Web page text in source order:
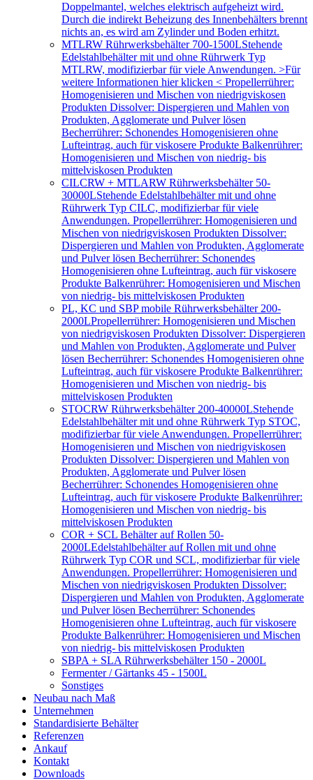
Doppelmantel, welches elektrisch aufgeheizt wird.
Durch die indirekt Beheizung des Innenbehälters brennt
nichts an, es wird am Zylinder und Boden erhitzt.
MTLRW Rührwerksbehälter 700-1500LStehende
Edelstahlbehälter mit und ohne Rührwerk Typ
MTLRW, modifizierbar für viele Anwendungen. >Für
weitere Informationen hier klicken < Propellerrührer:
Homogenisieren und Mischen von niedrigviskosen
Produkten Dissolver: Dispergieren und Mahlen von
Produkten, Agglomerate und Pulver lösen
Becherrührer: Schonendes Homogenisieren ohne
Lufteintrag, auch für viskosere Produkte Balkenrührer:
Homogenisieren und Mischen von niedrig- bis
mittelviskosen Produkten
CILCRW + MTLARW Rührwerksbehälter 50-
30000LStehende Edelstahlbehälter mit und ohne
Rührwerk Typ CILC, modifizierbar für viele
Anwendungen. Propellerrührer: Homogenisieren und
Mischen von niedrigviskosen Produkten Dissolver:
Dispergieren und Mahlen von Produkten, Agglomerate
und Pulver lösen Becherrührer: Schonendes
Homogenisieren ohne Lufteintrag, auch für viskosere
Produkte Balkenrührer: Homogenisieren und Mischen
von niedrig- bis mittelviskosen Produkten
PL, KC und SBP mobile Rührwerksbehälter 200-
2000LPropellerrührer: Homogenisieren und Mischen
von niedrigviskosen Produkten Dissolver: Dispergieren
und Mahlen von Produkten, Agglomerate und Pulver
lösen Becherrührer: Schonendes Homogenisieren ohne
Lufteintrag, auch für viskosere Produkte Balkenrührer:
Homogenisieren und Mischen von niedrig- bis
mittelviskosen Produkten
STOCRW Rührwerksbehälter 200-40000LStehende
Edelstahlbehälter mit und ohne Rührwerk Typ STOC,
modifizierbar für viele Anwendungen. Propellerrührer:
Homogenisieren und Mischen von niedrigviskosen
Produkten Dissolver: Dispergieren und Mahlen von
Produkten, Agglomerate und Pulver lösen
Becherrührer: Schonendes Homogenisieren ohne
Lufteintrag, auch für viskosere Produkte Balkenrührer:
Homogenisieren und Mischen von niedrig- bis
mittelviskosen Produkten
COR + SCL Behälter auf Rollen 50-
2000LEdelstahlbehälter auf Rollen mit und ohne
Rührwerk Typ COR und SCL, modifizierbar für viele
Anwendungen. Propellerrührer: Homogenisieren und
Mischen von niedrigviskosen Produkten Dissolver:
Dispergieren und Mahlen von Produkten, Agglomerate
und Pulver lösen Becherrührer: Schonendes
Homogenisieren ohne Lufteintrag, auch für viskosere
Produkte Balkenrührer: Homogenisieren und Mischen
von niedrig- bis mittelviskosen Produkten
SBPA + SLA Rührwerksbehälter 150 - 2000L
Fermenter / Gärtanks 45 - 1500L
Sonstiges
Neubau nach Maß
Unternehmen
Standardisierte Behälter
Referenzen
Ankauf
Kontakt
Downloads